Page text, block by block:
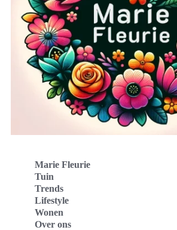
Marie Fleurie
Tuin
Trends
Lifestyle
Wonen
Over ons